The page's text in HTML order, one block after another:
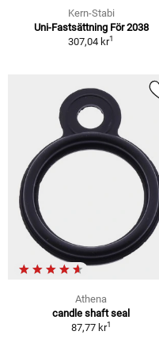
Kern-Stabi
Uni-Fastsättning För 2038
307,04 kr1
Athena
candle shaft seal
87,77 kr1